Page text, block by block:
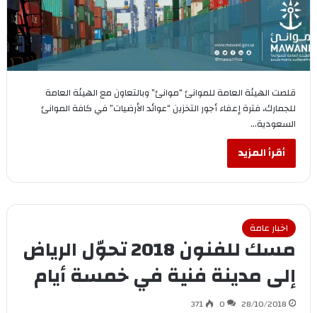
قلصت الهيئة العامة للموانئ “موانئ” وبالتعاون مع الهيئة العامة
للجمارك، فترة إعفاء أجور التخزين “عوائد الأرضيات” في كافة الموانئ
السعودية…
أقرأ المزيد
اخبار عامة
مسك للفنون 2018 تحوّل الرياض
إلى مدينة فنية في خمسة أيام
28/10/2018
0
371